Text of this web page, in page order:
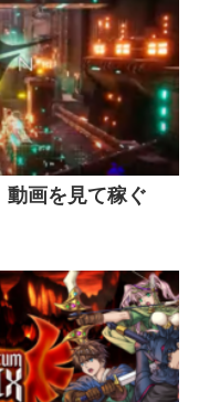
動画を見て稼ぐ